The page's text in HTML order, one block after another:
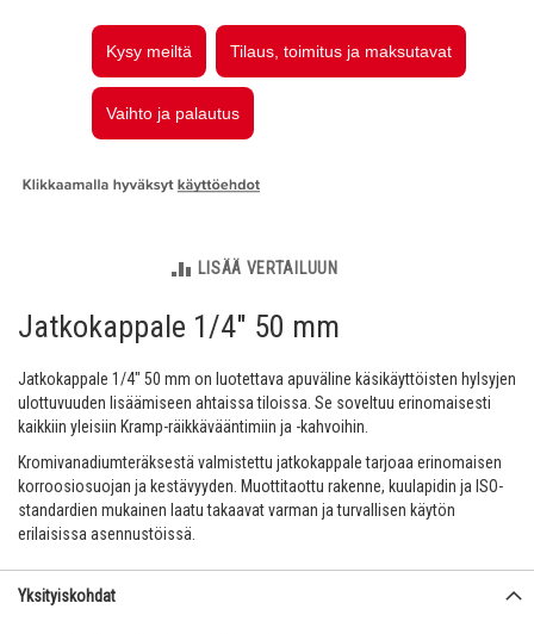
LISÄÄ VERTAILUUN
Jatkokappale 1/4" 50 mm
Jatkokappale 1/4" 50 mm on luotettava apuväline käsikäyttöisten hylsyjen
ulottuvuuden lisäämiseen ahtaissa tiloissa. Se soveltuu erinomaisesti
kaikkiin yleisiin Kramp-räikkävääntimiin ja -kahvoihin.
Kromivanadiumteräksestä valmistettu jatkokappale tarjoaa erinomaisen
korroosiosuojan ja kestävyyden. Muottitaottu rakenne, kuulapidin ja ISO-
standardien mukainen laatu takaavat varman ja turvallisen käytön
erilaisissa asennustöissä.
Yksityiskohdat